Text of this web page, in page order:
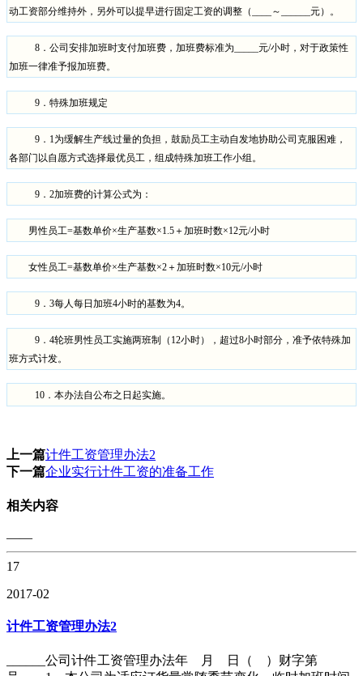
动工资部分维持外，另外可以提早进行固定工资的调整（
～ 元）。
8 ．公司安排加班时支付加班费，加班费标准为 元/小时，对于政策性
加班一律准予报加班费。
9 ．特殊加班规定
9 ． 1为缓解生产线过量的负担，鼓励员工主动自发地协助公司克服困难，
各部门以自愿方式选择最优员工，组成特殊加班工作小组。
9 ． 2加班费的计算公式为：
男性员工=基数单价×生产基数×1.5 ＋加班时数×12元/小时
女性员工=基数单价×生产基数×2 ＋加班时数×10元/小时
9 ． 3每人每日加班4小时的基数为4。
9 ． 4轮班男性员工实施两班制（ 12小时），超过8小时部分，准予依特殊加
班方式计发。
10 ．本办法自公布之日起实施。
上一篇计件工资管理办法2
下一篇企业实行计件工资的准备工作
相关内容
——
17
2017-02
计件工资管理办法2
______公司计件工资管理办法年 月 日（ ）财字第